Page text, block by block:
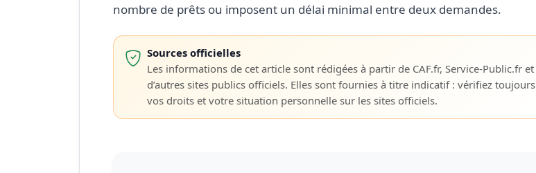
nombre de prêts ou imposent un délai minimal entre deux demandes.
Sources officielles
Les informations de cet article sont rédigées à partir de CAF.fr, Service-Public.fr et
d’autres sites publics officiels. Elles sont fournies à titre indicatif : vérifiez toujours
vos droits et votre situation personnelle sur les sites officiels.